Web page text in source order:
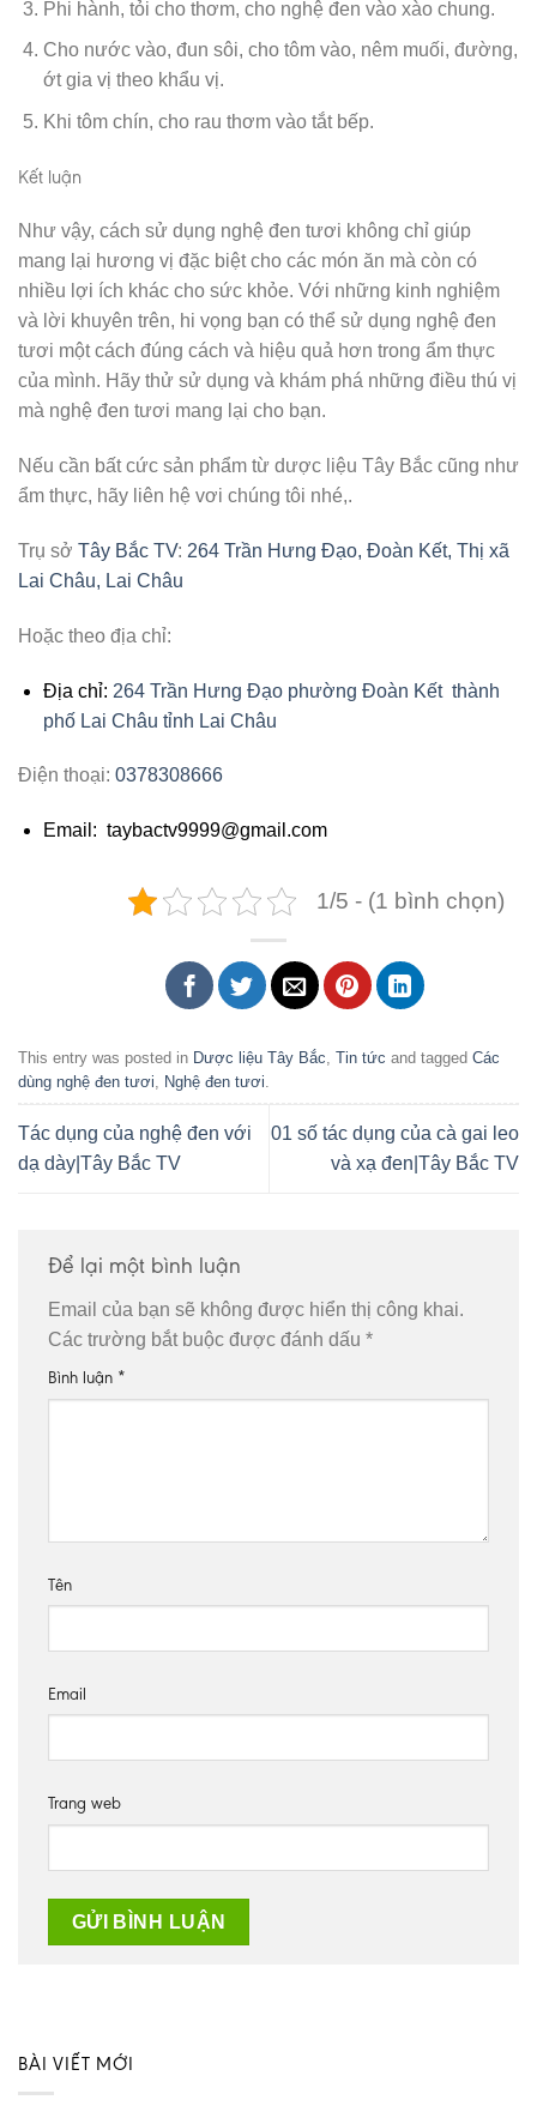
Phi hành, tỏi cho thơm, cho nghệ đen vào xào chung.
Cho nước vào, đun sôi, cho tôm vào, nêm muối, đường,
ớt gia vị theo khẩu vị.
Khi tôm chín, cho rau thơm vào tắt bếp.
Kết luận
Như vậy, cách sử dụng nghệ đen tươi không chỉ giúp
mang lại hương vị đặc biệt cho các món ăn mà còn có
nhiều lợi ích khác cho sức khỏe. Với những kinh nghiệm
và lời khuyên trên, hi vọng bạn có thể sử dụng nghệ đen
tươi một cách đúng cách và hiệu quả hơn trong ẩm thực
của mình. Hãy thử sử dụng và khám phá những điều thú vị
mà nghệ đen tươi mang lại cho bạn.
Nếu cần bất cức sản phẩm từ dược liệu Tây Bắc cũng như
ẩm thực, hãy liên hệ vơi chúng tôi nhé,.
Trụ sở Tây Bắc TV: 264 Trần Hưng Đạo, Đoàn Kết, Thị xã
Lai Châu, Lai Châu
Hoặc theo địa chỉ:
Địa chỉ: 264 Trần Hưng Đạo phường Đoàn Kết thành
phố Lai Châu tỉnh Lai Châu
Điện thoại: 0378308666
Email: taybactv9999@gmail.com
1/5 - (1 bình chọn)
This entry was posted in Dược liệu Tây Bắc Tin tức and tagged Các
dùng nghệ đen tươi
Nghệ đen tươi
Tác dụng của nghệ đen với
dạ dày|Tây Bắc TV
01 số tác dụng của cà gai leo
và xạ đen|Tây Bắc TV
Để lại một bình luận
Email của bạn sẽ không được hiển thị công khai.
Các trường bắt buộc được đánh dấu *
Bình luận *
Tên
Email
Trang web
BÀI VIẾT MỚI